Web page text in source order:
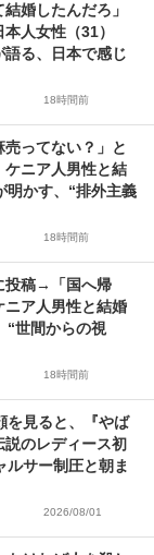
婚したんだろ」
人女性（31）
る、日本で感じ
18時間前
売ってない？」と
ニア人男性と結
明かす、“排外主義
18時間前
投稿→「国へ帰
ア人男性と結婚
“世間からの視
18時間前
を見ると、『やば
のレディース初
ルサー制圧と朝ま
2026/08/01